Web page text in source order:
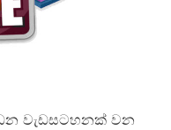
වැඩසටහනක් වන